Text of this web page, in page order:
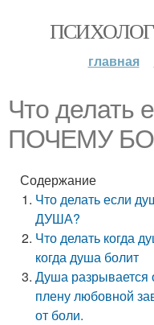
главная
Что делать
ПОЧЕМУ
Содержание
Что делать если
ДУША?
Что делать когда
когда душа болит
Душа разрывается
плену любовной
от боли.